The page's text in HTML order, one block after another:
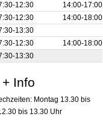
14:00‑17:00
14:00‑18:00
14:00‑18:00
Info
Montag 13.30 bis
bis 13.30 Uhr